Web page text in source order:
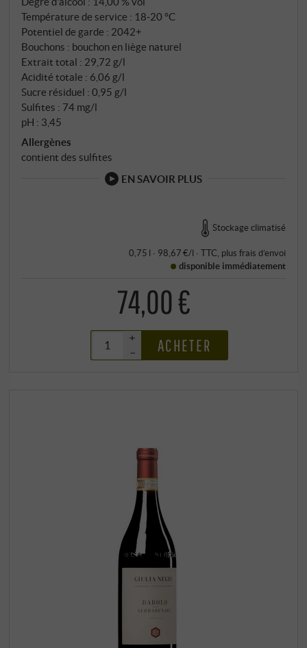
Température de service : 18‑20 °C
Potentiel de garde : 2042+
Bouchons : bouchon en liège naturel
Extrait total : 29,72 g/l
Acidité totale : 6,06 g/l
Sucre résiduel : 0,95 g/l
Sulfites : 74 mg/l
pH : 3,45
Allergènes
contient des sulfites
EN SAVOIR PLUS
Stockage climatisé
0,75 l · 98,67 €/l · TTC , plus frais d’envoi
disponible immédiatement
74,00 €
+
–
ACHETER